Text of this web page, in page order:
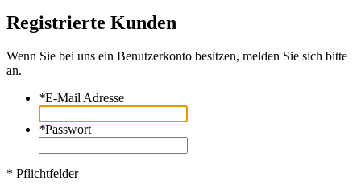
Registrierte Kunden
Wenn Sie bei uns ein Benutzerkonto besitzen, melden Sie sich bitte
an.
*E-Mail Adresse
*Passwort
* Pflichtfelder